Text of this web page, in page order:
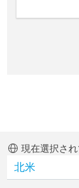
現在選択さ